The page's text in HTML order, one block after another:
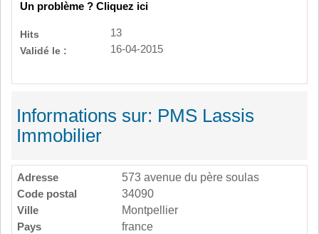
Un problème ? Cliquez ici
Hits
13
Validé le :
16-04-2015
Informations sur: PMS Lassis
Immobilier
Adresse
573 avenue du père soulas
Code postal
34090
Ville
Montpellier
Pays
france